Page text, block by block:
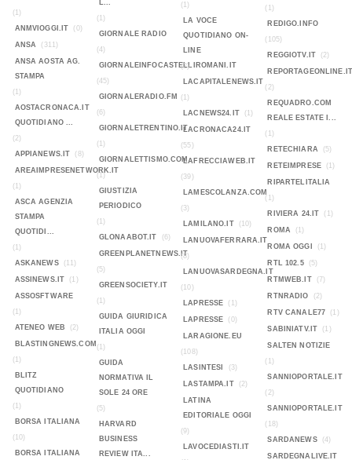
(1)
ANMVIOGGI.IT
(0)
ANSA (311)
ANSA AOSTA AG.
STAMPA
(1)
AOSTACRONACA.IT
QUOTIDIANO ...
(2)
APPIANEWS.IT
(8)
AREAIMPRESENETWORK.IT
(1)
ASCA AGENZIA
STAMPA
QUOTIDI...
(1)
ASKANEWS
(11)
ASSINEWS.IT (1)
ASSOSFTWARE
(1)
ATENEO WEB
(2)
BLASTINGNEWS.COM
(1)
BLITZ
QUOTIDIANO
(1)
BORSA ITALIANA
(10)
BORSA ITALIANA
L...
(1)
GIORNALE RADIO
(4)
GIORNALEINFOCASTELLIROMANI.IT
(45)
GIORNALERADIO.FM
(6)
GIORNALETRENTINO.IT
(1)
GIORNALETTISMO.COM
(1)
GIUSTIZIA
PERIODICO
(1)
GLONAABOT.IT
(6)
GREENPLANETNEWS.IT
(5)
GREENSOCIETY.IT
(1)
GUIDA GIURIDICA
ITALIA OGGI
(1)
GUIDA
NORMATIVA IL
SOLE 24 ORE
(5)
HARVARD
BUSINESS
REVIEW ITA...
(1)
LA VOCE
QUOTIDIANO ON-
LINE
(2)
LACAPITALENEWS.IT
(1)
LACNEWS24.IT
(1)
LACRONACA24.IT
(55)
LAFRECCIAWEB.IT
(39)
LAMESCOLANZA.COM
(3)
LAMILANO.IT
(10)
LANUOVAFERRARA.IT
(8)
LANUOVASARDEGNA.IT
(10)
LAPRESSE
(1)
LAPRESSE (0)
LARAGIONE.EU
(108)
LASINTESI
(3)
LASTAMPA.IT (2)
LATINA
EDITORIALE OGGI
(9)
LAVOCEDIASTI.IT
(1)
REDIGO.INFO
(105)
REGGIOTV.IT
(2)
REPORTAGEONLINE.IT
(2)
REQUADRO.COM
REALE ESTATE I...
(1)
RETECHIARA
(5)
RETEIMPRESE (1)
RIPARTELITALIA
(1)
RIVIERA 24.IT
(1)
ROMA (1)
ROMA OGGI (1)
RTL 102.5 (5)
RTMWEB.IT (7)
RTNRADIO (2)
RTV CANALE77 (1)
SABINIATV.IT (1)
SALTEN NOTIZIE
(1)
SANNIOPORTALE.IT
(2)
SANNIOPORTALE.IT
(18)
SARDANEWS
(4)
SARDEGNALIVE.IT